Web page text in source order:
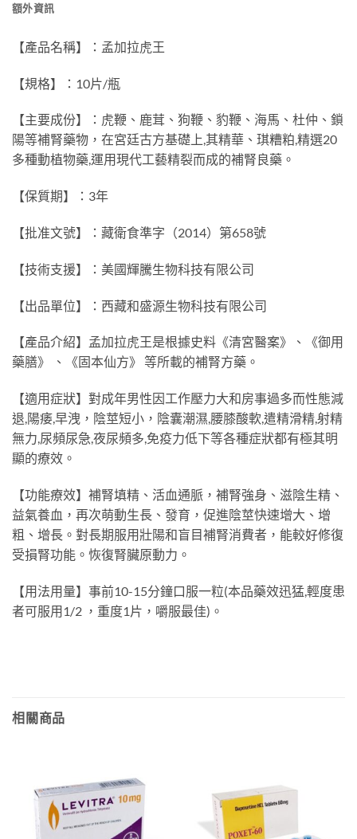
額外資訊
【產品名稱】：孟加拉虎王
【規格】：10片/瓶
【主要成份】：虎鞭、鹿茸、狗鞭、豹鞭、海馬、杜仲、鎖
陽等補腎藥物，在宮廷古方基礎上,其精華、琪糟粕,精選20
多種動植物藥,運用現代工藝精裂而成的補腎良藥。
【保質期】：3年
【批准文號】：藏衛食準字（2014）第658號
【技術支援】：美國輝騰生物科技有限公司
【出品單位】：西藏和盛源生物科技有限公司
【產品介紹】孟加拉虎王是根據史料《清宮醫案》、《御用
藥膳》 、《固本仙方》 等所載的補腎方藥。
【適用症狀】對成年男性因工作壓力大和房事過多而性態減
退,陽痿,早洩，陰莖短小，陰囊潮濕,腰膝酸軟,遣精滑精,射精
無力,尿頻尿急,夜尿頻多,免疫力低下等各種症狀都有極其明
顯的療效。
【功能療效】補腎填精、活血通脈，補腎強身、滋陰生精、
益氣養血，再次萌動生長、發育，促進陰莖快速增大、增
粗、增長。對長期服用壯陽和盲目補腎消費者，能較好修復
受損腎功能。恢復腎臟原動力。
【用法用量】事前10-15分鐘口服一粒(本品藥效迅猛,輕度患
者可服用1/2 ，重度1片，嚼服最佳)。
相關商品